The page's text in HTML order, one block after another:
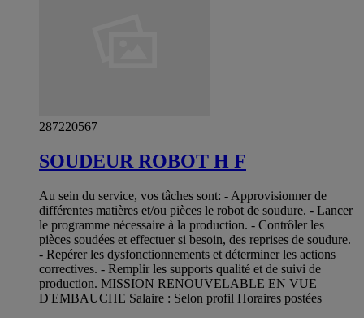
287220567
SOUDEUR ROBOT H F
Au sein du service, vos tâches sont: - Approvisionner de
différentes matières et/ou pièces le robot de soudure. - Lancer
le programme nécessaire à la production. - Contrôler les
pièces soudées et effectuer si besoin, des reprises de soudure.
- Repérer les dysfonctionnements et déterminer les actions
correctives. - Remplir les supports qualité et de suivi de
production. MISSION RENOUVELABLE EN VUE
D'EMBAUCHE Salaire : Selon profil Horaires postées